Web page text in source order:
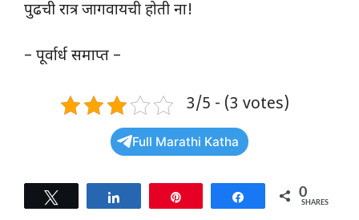
पुढची रात्र जागवायची होती ना!
– पूर्वार्ध समाप्त –
3/5 - (3 votes)
Full Marathi Katha
Share 0
SHARES